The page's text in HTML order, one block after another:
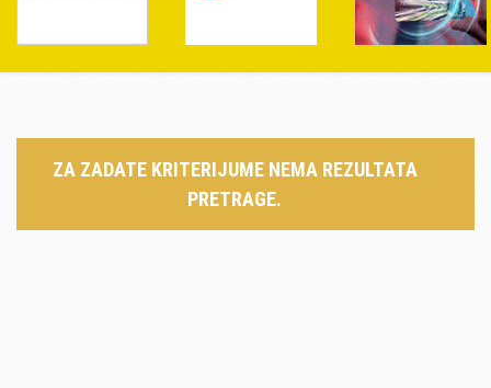
ZA ZADATE KRITERIJUME NEMA REZULTATA
PRETRAGE.